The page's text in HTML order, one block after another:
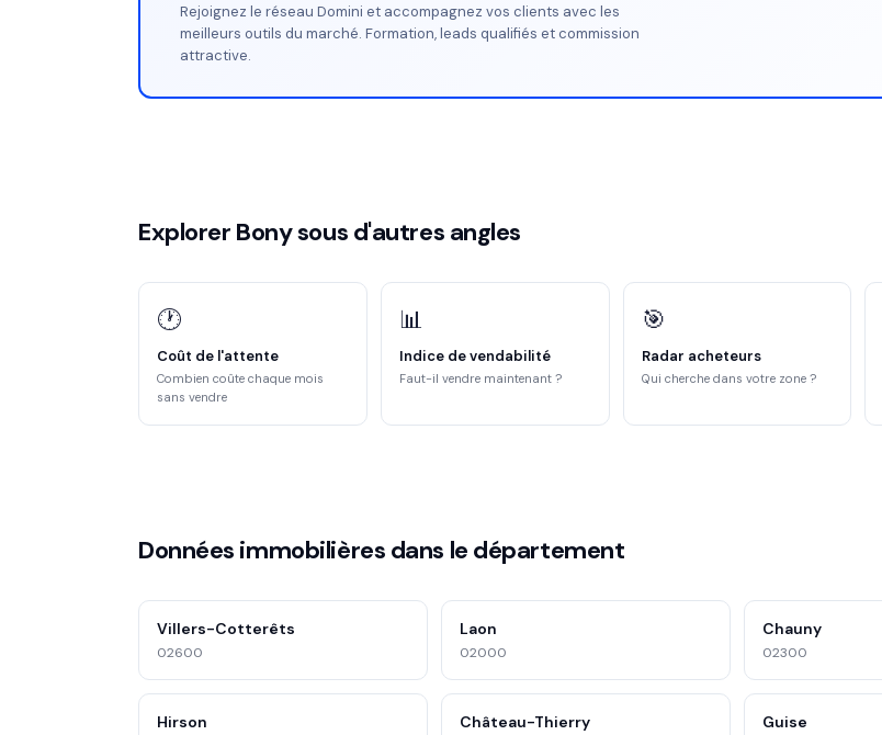
Rejoignez le réseau Domini et accompagnez vos clients avec les
meilleurs outils du marché. Formation, leads qualifiés et commission
attractive.
Explorer Bony sous d'autres angles
🕐
Coût de l'attente
Combien coûte chaque mois
sans vendre
📊
Indice de vendabilité
Faut-il vendre maintenant ?
🎯
Radar acheteurs
Qui cherche dans votre zone ?
Données immobilières dans le département
Villers-Cotterêts
02600
Laon
02000
Chauny
02300
Hirson Château-Thierry Guise